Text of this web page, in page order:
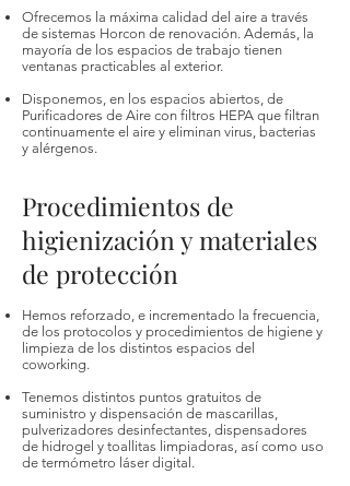
Ofrecemos la máxima calidad del aire a través
de sistemas Horcon de renovación. Además, la
mayoría de los espacios de trabajo tienen
ventanas practicables al exterior.
Disponemos, en los espacios abiertos, de
Purificadores de Aire con filtros HEPA que filtran
continuamente el aire y eliminan virus, bacterias
y alérgenos.
Procedimientos de
higienización y materiales
de protección
Hemos reforzado, e incrementado la frecuencia,
de los protocolos y procedimientos de higiene y
limpieza de los distintos espacios del
coworking.
Tenemos distintos puntos gratuitos de
suministro y dispensación de mascarillas,
pulverizadores desinfectantes, dispensadores
de hidrogel y toallitas limpiadoras, así como uso
de termómetro láser digital.